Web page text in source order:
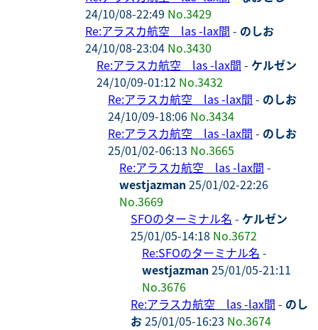
24/10/08-22:49 No.3429
Re:アラスカ航空 las -lax間 - のしお
24/10/08-23:04 No.3430
Re:アラスカ航空 las -lax間 - ケルゼン
24/10/09-01:12 No.3432
Re:アラスカ航空 las -lax間 - のしお
24/10/09-18:06 No.3434
Re:アラスカ航空 las -lax間 - のしお
25/01/02-06:13 No.3665
Re:アラスカ航空 las -lax間 -
westjazman 25/01/02-22:26
No.3669
SFOのターミナル名 - ケルゼン
25/01/05-14:18 No.3672
Re:SFOのターミナル名 -
westjazman 25/01/05-21:11
No.3676
Re:アラスカ航空 las -lax間 - のし
お25/01/05-16:23 No.3674